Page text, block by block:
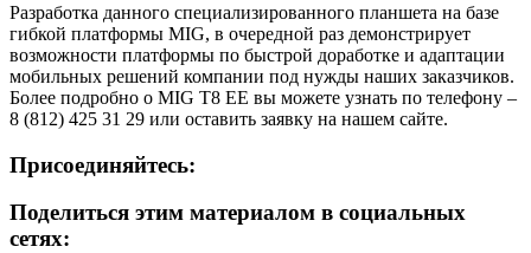
Разработка данного специализированного планшета на базе
гибкой платформы MIG, в очередной раз демонстрирует
возможности платформы по быстрой доработке и адаптации
мобильных решений компании под нужды наших заказчиков.
Более подробно о MIG T8 EE вы можете узнать по телефону –
8 (812) 425 31 29 или оставить заявку на нашем сайте.
Присоединяйтесь:
Поделиться этим материалом в социальных
сетях: